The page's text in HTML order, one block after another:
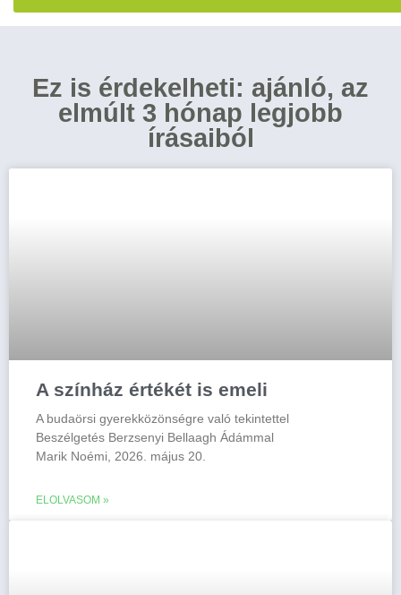
Ez is érdekelheti: ajánló, az
elmúlt 3 hónap legjobb
írásaiból
A színház értékét is emeli
A budaörsi gyerekközönségre való tekintettel
Beszélgetés Berzsenyi Bellaagh Ádámmal
Marik Noémi, 2026. május 20.
ELOLVASOM »